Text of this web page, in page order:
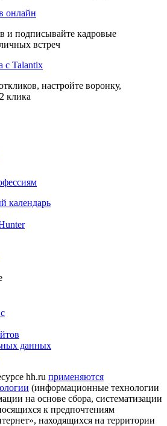
онлайн
и подписывайте кадровые
встреч
с Talantix
настройте воронку,
клика
календарь
данных
hh.ru применяются
(информационные технологии
на основе сбора, систематизации
к предпочтениям
находящихся на территории